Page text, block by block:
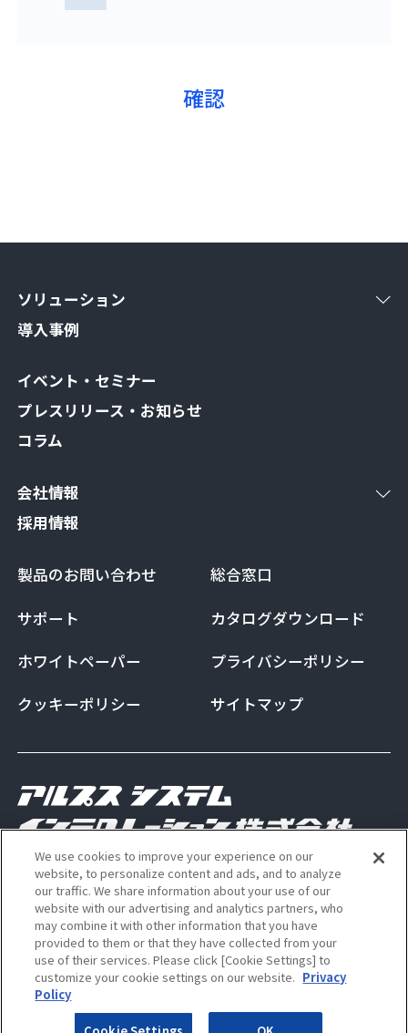
ソリューション
導入事例
イベント・セミナー
プレスリリース・お知らせ
コラム
会社情報
採用情報
製品のお問い合わせ
総合窓口
サポート
カタログダウンロード
ホワイトペーパー
プライバシーポリシー
クッキーポリシー
サイトマップ
Copyright Alps System Integration Co., Ltd. All
rights reserved
ALSI 公式 Instagram アカウン
ALSI 公式 X アカウント
We use cookies to improve your experience on our
website, to personalize content and ads, and to analyze
our traffic. We share information about your use of our
website with our advertising and analytics partners, who
may combine it with other information that you have
provided to them or that they have collected from your
use of their services. Please click [Cookie Settings] to
customize your cookie settings on our website. Privacy
Policy